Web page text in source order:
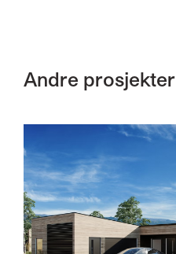
Andre prosjekter